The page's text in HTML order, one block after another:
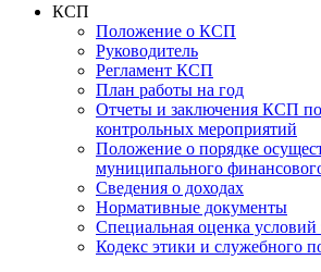
КСП
Положение о КСП
Руководитель
Регламент КСП
План работы на год
Отчеты и заключения КСП
контрольных мероприятий
Положение о порядке
муниципального
Сведения о доходах
Нормативные документы
Специальная оценка условий
Кодекс этики и служебного